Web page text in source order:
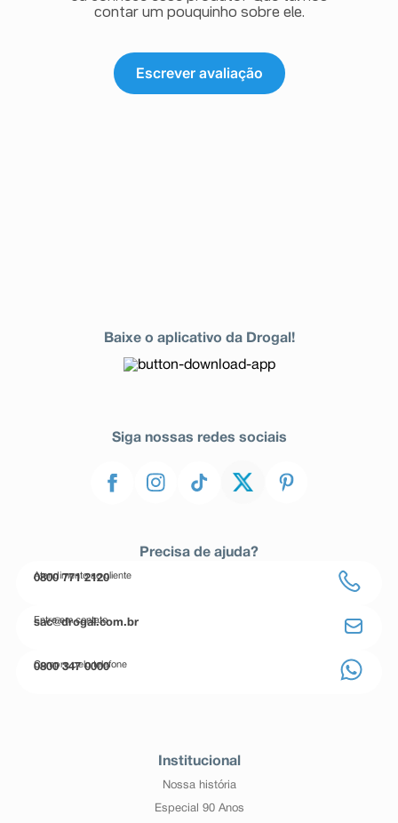
contar um pouquinho sobre ele.
Escrever avaliação
Baixe o aplicativo da Drogal!
Siga nossas redes sociais
Precisa de ajuda?
Atendimento ao cliente
0800 771 2120
Entre em contato
sac@drogal.com.br
Compre pelo telefone
0800 347 0000
Institucional
Nossa história
Especial 90 Anos